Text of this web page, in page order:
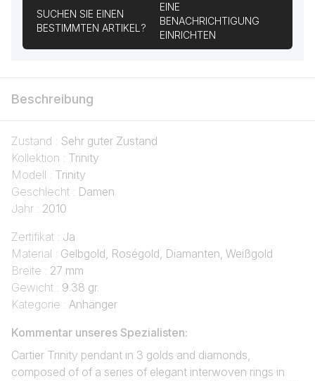
SUCHEN SIE EINEN
BESTIMMTEN ARTIKEL?
EINE
BENACHRICHTIGUNG
EINRICHTEN
Beschreibung
Zustand : Sehr guter Zustand
Kollektion : Trinity
Modell : Trinity
Geschlecht : Damen
Jahr : 2010
Zertifikat : Ja
Material : Gelbgold, Roségold, Diamanten, Weißgold
Breite : 27 mm
Gewicht : 9.38 gr.
Kategorie : Anhänger
Kommentar unseres Spezialisten:
Cartier Trinity pendant in 3 golds and diamonds,
composed of of a series of elegant interwoven rings in